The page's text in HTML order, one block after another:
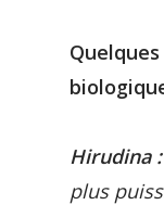
Hirudina :
plus